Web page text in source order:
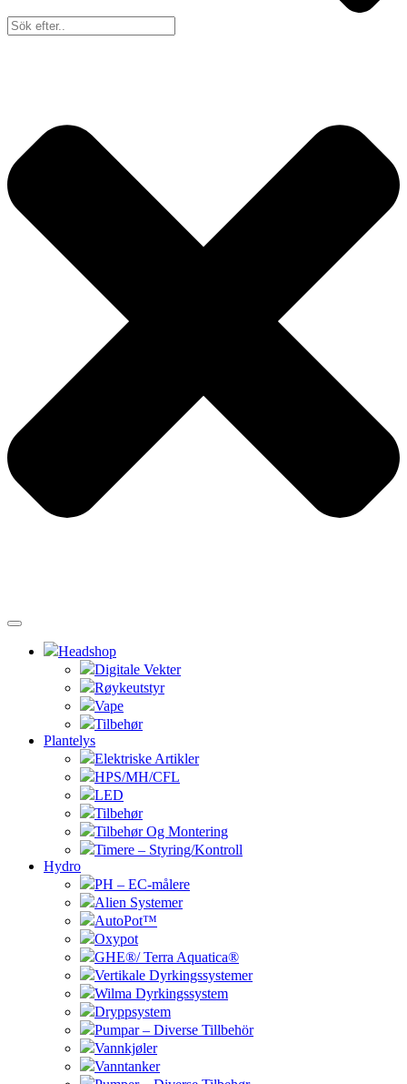
Headshop
Digitale Vekter
Røykeutstyr
Vape
Tilbehør
Plantelys
Elektriske Artikler
HPS/MH/CFL
LED
Tilbehør
Tilbehør Og Montering
Timere – Styring/Kontroll
Hydro
PH – EC-målere
Alien Systemer
AutoPot™
Oxypot
GHE®/ Terra Aquatica®
Vertikale Dyrkingssystemer
Wilma Dyrkingssystem
Dryppsystem
Pumpar – Diverse Tillbehör
Vannkjøler
Vanntanker